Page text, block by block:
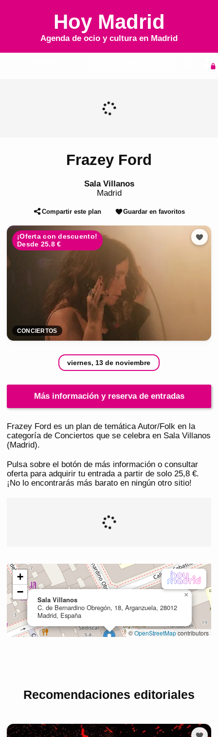
Hoy Madrid
Agenda de ocio y cultura en Madrid
Frazey Ford
Sala Villanos
Madrid
Compartir este plan Guardar en favoritos
¡Oferta con descuento!
Desde 25.8 €
CONCIERTOS
viernes, 13 de noviembre
Más información y reserva de entradas
Frazey Ford es un plan de temática Autor/Folk en la
categoría de Conciertos que se celebra en Sala Villanos
(Madrid).
Pulsa sobre el botón de más información o consultar
oferta para adquirir tu entrada a partir de solo 25,8 €.
¡No lo encontrarás más barato en ningún otro sitio!
Recomendaciones editoriales